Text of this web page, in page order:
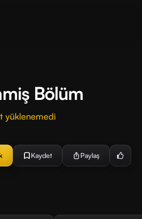
Bölüm
yüklenemedi
Kaydet Paylaş